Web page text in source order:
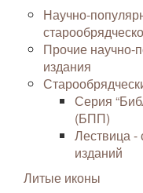
Научно-
Прочие научно-
издания
Серия
(БПП)
Лествица -
изданий
Литые иконы